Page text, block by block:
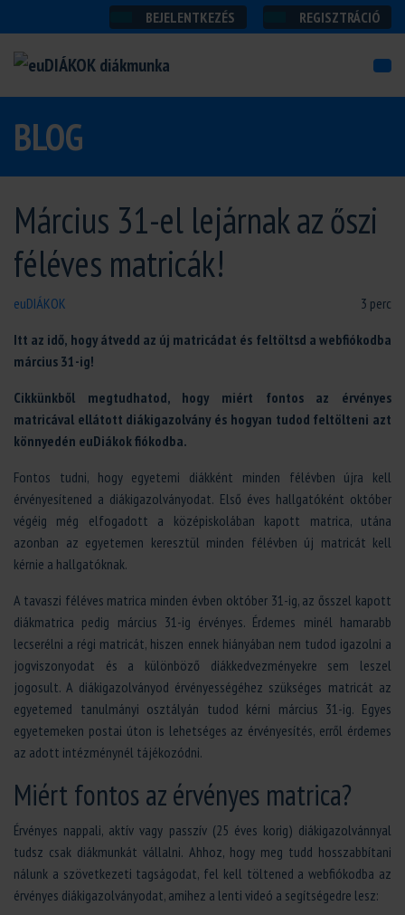
BEJELENTKEZÉS REGISZTRÁCIÓ
BLOG
Március 31-el lejárnak az őszi
féléves matricák!
euDIÁKOK
3 perc
Itt az idő, hogy átvedd az új matricádat és feltöltsd a webfiókodba
március 31-ig!
Cikkünkből megtudhatod, hogy miért fontos az érvényes
matricával ellátott diákigazolvány és hogyan tudod feltölteni azt
könnyedén euDiákok fiókodba.
Fontos tudni, hogy egyetemi diákként minden félévben újra kell
érvényesítened a diákigazolványodat. Első éves hallgatóként október
végéig még elfogadott a középiskolában kapott matrica, utána
azonban az egyetemen keresztül minden félévben új matricát kell
kérnie a hallgatóknak.
A tavaszi féléves matrica minden évben október 31-ig, az ősszel kapott
diákmatrica pedig március 31-ig érvényes. Érdemes minél hamarabb
lecserélni a régi matricát, hiszen ennek hiányában nem tudod igazolni a
jogviszonyodat és a különböző diákkedvezményekre sem leszel
jogosult. A diákigazolványod érvényességéhez szükséges matricát az
egyetemed tanulmányi osztályán tudod kérni március 31-ig. Egyes
egyetemeken postai úton is lehetséges az érvényesítés, erről érdemes
az adott intézménynél tájékozódni.
Miért fontos az érvényes matrica?
Érvényes nappali, aktív vagy passzív (25 éves korig) diákigazolvánnyal
tudsz csak diákmunkát vállalni. Ahhoz, hogy meg tudd hosszabbítani
nálunk a szövetkezeti tagságodat, fel kell töltened a webfiókodba az
érvényes diákigazolványodat, amihez a lenti videó a segítségedre lesz: